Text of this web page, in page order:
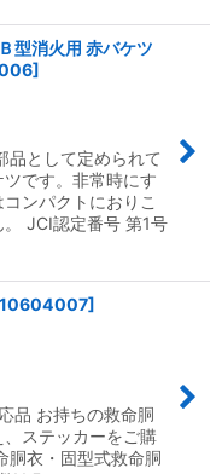
型消火用 赤バケツ
]
品として定められて
です。非常時にす
ンパクトにおりこ
JCI認定番号 第1号
10604007]
品 お持ちの救命胴
ステッカーをご購
胴衣・固型式救命胴